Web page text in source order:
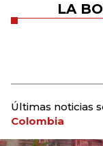
LA
Últimas noticias
Colombia